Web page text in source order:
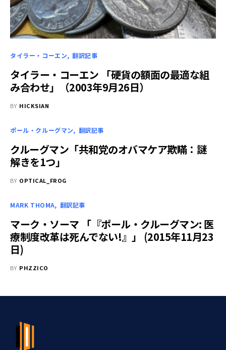
タイラー・コーエン 翻訳記事
タイラー・コーエン 「硬貨の額面の最適な組
み合わせ」（2003年9月26日）
BY HICKSIAN
ポール・クルーグマン 翻訳記事
クルーグマン「共和党のオバマケア欺瞞：謎
解きを1つ」
BY OPTICAL_FROG
MARK THOMA 翻訳記事
マーク・ソーマ 「『ポール・クルーグマン: 医
療制度改革は死んでない!』」 (2015年11月23
日)
BY PHZZICO